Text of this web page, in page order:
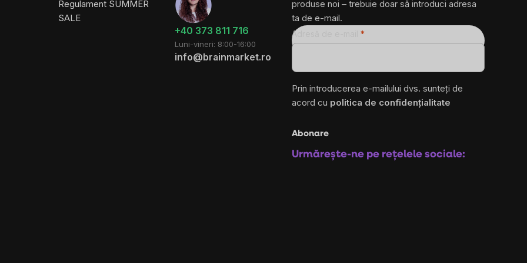
Regulament SUMMER
SALE
+40 373 811 716
Luni-vineri: 8:00-16:00
info@brainmarket.ro
produse noi – trebuie doar să introduci adresa
ta de e-mail.
Adresă de e-mail
Prin introducerea e-mailului dvs. sunteți de
acord cu politica de confidențialitate
Abonare
Urmărește-ne pe rețelele sociale: